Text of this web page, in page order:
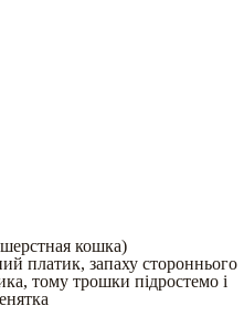
кошка)
платик, запаху стороннього
тому трошки підростемо і